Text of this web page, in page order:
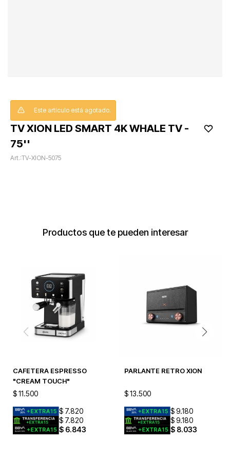
TV XION LED SMART 4K WHALE TV -
75''
TV-XION-5075
Este artículo está agotado.
Productos que te pueden interesar
CAFETERA ESPRESSO
"CREAM TOUCH"
$11.500
$ 7.820
$ 7.820
$ 6.843
PARLANTE RETRO XION
$ 13.500
$ 9.180
$ 9.180
$ 8.033